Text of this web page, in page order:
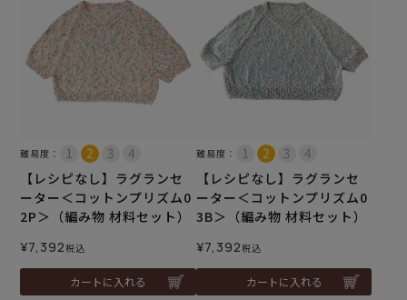
難易度：
【レシピなし】ラグランセ
ーター＜コットンプリズム0
2P＞（編み物 材料セット）
¥7,392税込
カートに入れる
難易度：
【レシピなし】ラグランセ
ーター＜コットンプリズム0
3B＞（編み物 材料セット）
¥7,392税込
カートに入れる